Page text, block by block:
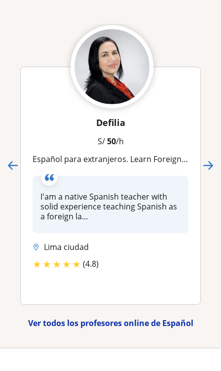
Defilia
S/50/h
Español para extranjeros. Learn Foreign language Spanish
I'am a native Spanish teacher with
solid experience teaching Spanish as
a foreign la...
Lima ciudad
★★★★★ (4.8)
Ver todos los profesores online de Español